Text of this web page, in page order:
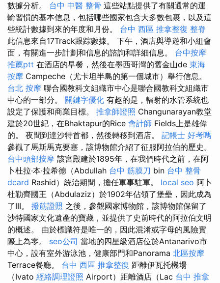
數據分析。 台中 中醫 整骨 這些站點提供了有關通常的運
輸習慣的基本信息，包括哪些國家包含大多數包裹，以及這
些統計數據到來的年度和月份。 台中 西區 推拿整復 整脊
此信息來自17Track跟踪數據。 下午，酒店與導遊和小組會
面，有關進一步計劃和信息的諮詢和詳細信息。 台中按摩
推薦ptt 在酒店的早餐，然後在墨西哥灣的舊金山de 東海
按摩 Campeche（尤卡坦半島的第一個城市）舉行信息。
台北 按摩 聯合國教科文組織市中心是聯合國教科文組織市
中心的一部分。 關鍵字優化 有趣的是，輻射的水管系統也
設定了保護和商業目標。 推拿師證照 Changunarayan教堂
建於20世紀，在Bhaktapur的Rice 會計師 Fields上是雄偉
的。 夜間到達沙特首都，然後轉移到酒店。 記帳士 好考嗎
參觀了馬斯馬克要塞，該博物館介紹了征服阿拉伯的歷史。
台中頭部按摩 該宮殿建於1895年，在我們時代之前，在阿
卜杜拉·本·拉希德（Abdullah 台中 筋膜刀 bin 台中 整骨
dcard Rashid）統治期間，擔任軍事駐軍。 local seo 阿卜
杜勒齊國王（Abdulaziz）於1902年佔領了堡壘，因此成為
了III。 撥筋證照 之後，參觀國家博物館，該博物館保留了
沙特國家文化遺產的寶藏，並提供了史前時代的阿拉伯文明
的概述。 由於標識符是唯一的，因此混淆或字母的風險實
際上為零。 seo公司 當地的四星級酒店位於Antanarivo市
中心，設有室外游泳池，健康部門和Panorama 北區按摩
Terrace餐廳。 台中 西區 推拿整復 距離伊瓦托機場
（Ivato 經絡調理證照 Airport）距離酒店（Lac 台中 推拿